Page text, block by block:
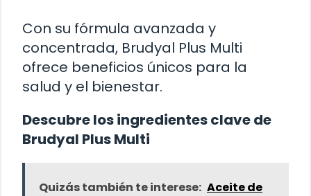
Con su fórmula avanzada y
concentrada, Brudyal Plus Multi
ofrece beneficios únicos para la
salud y el bienestar.
Descubre los ingredientes clave de
Brudyal Plus Multi
Quizás también te interese: Aceite de